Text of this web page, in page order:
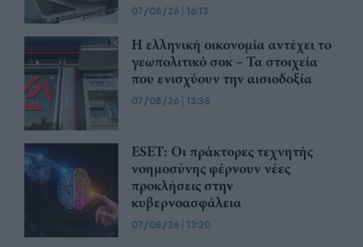
07/08/26 | 16:13
Η ελληνική οικονομία αντέχει το
γεωπολιτικό σοκ – Τα στοιχεία
που ενισχύουν την αισιοδοξία
07/08/26 | 13:38
ESET: Οι πράκτορες τεχνητής
νοημοσύνης φέρνουν νέες
προκλήσεις στην
κυβερνοασφάλεια
07/08/26 | 13:20